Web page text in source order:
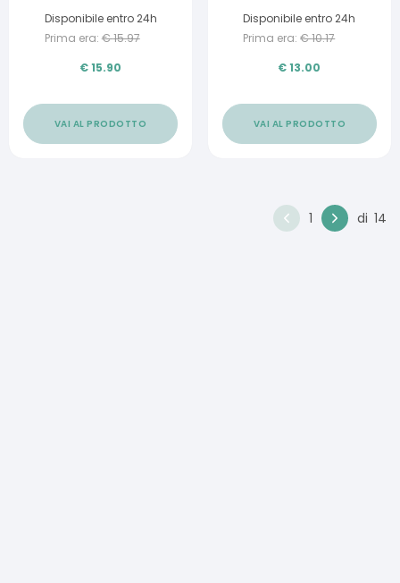
Disponibile entro 24h
Prima era: €15.97
€15.90
VAI AL PRODOTTO
ML
Disponibile entro 24h
Prima era: €10.17
€13.00
VAI AL PRODOTTO
1 di 14